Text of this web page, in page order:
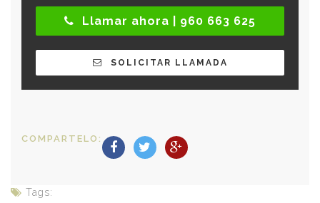
Llamar ahora | 960 663 625
SOLICITAR LLAMADA
COMPARTELO:
Tags: